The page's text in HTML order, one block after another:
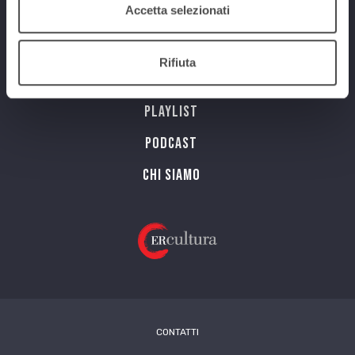
Accetta selezionati
Rifiuta
Programmi
Streaming
Playlist
PODCAST
Chi siamo
CONTATTI